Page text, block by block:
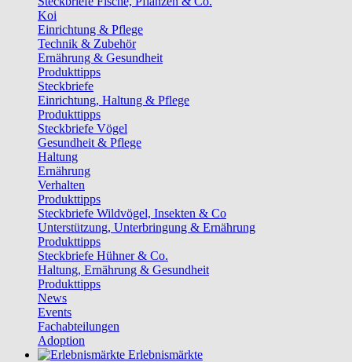
Koi
Einrichtung & Pflege
Technik & Zubehör
Ernährung & Gesundheit
Produkttipps
Steckbriefe
Einrichtung, Haltung & Pflege
Produkttipps
Steckbriefe Vögel
Gesundheit & Pflege
Haltung
Ernährung
Verhalten
Produkttipps
Steckbriefe Wildvögel, Insekten & Co
Unterstützung, Unterbringung & Ernährung
Produkttipps
Steckbriefe Hühner & Co.
Haltung, Ernährung & Gesundheit
Produkttipps
News
Events
Fachabteilungen
Adoption
Erlebnismärkte